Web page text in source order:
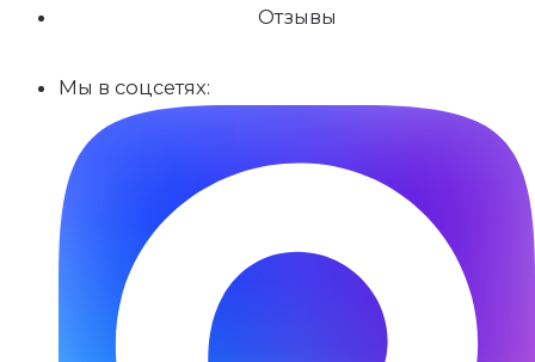
Отзывы
Мы в соцсетях: